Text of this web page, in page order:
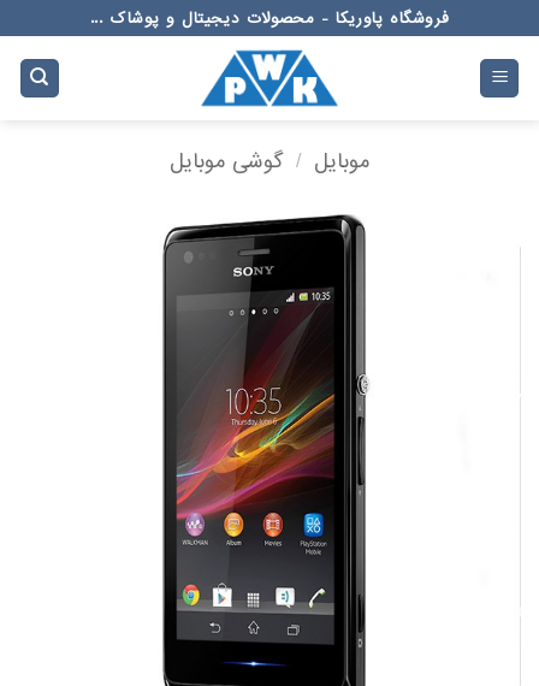
to
content
فروشگاه پاوریکا - محصولات دیجیتال و پوشاک ...
موبایل / گوشی موبایل